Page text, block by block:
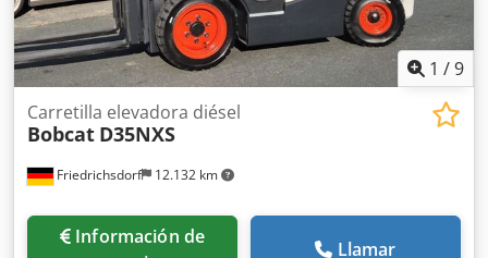
1 /9
Friedrichsdorf 12.132 km
Carretilla elevadora diésel
Bobcat D35NXS
Información de
Llamar